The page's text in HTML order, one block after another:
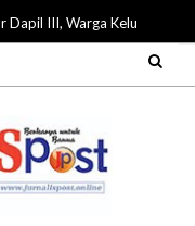
Dapil III, Warga Keluhkan